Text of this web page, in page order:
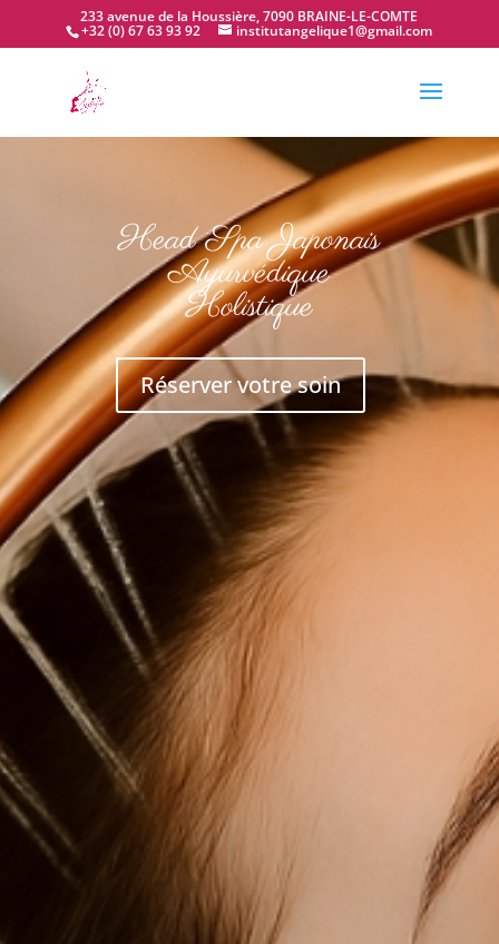
233 avenue de la Houssière, 7090 BRAINE-LE-COMTE
+32 (0) 67 63 93 92 institutangelique1@gmail.com
Head Spa Japonais
Ayurvédique
Holistique
Réserver votre soin